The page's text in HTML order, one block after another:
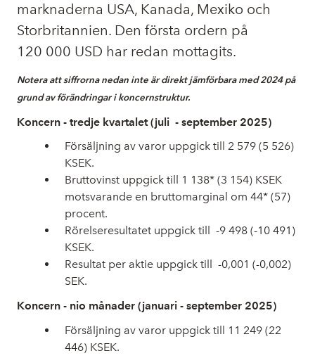
marknaderna USA, Kanada, Mexiko och
Storbritannien. Den första ordern på
120 000 USD har redan mottagits.
Notera att siffrorna nedan inte är direkt jämförbara med 2024 på
grund av förändringar i koncernstruktur.
Koncern - tredje kvartalet (juli - september 2025)
Försäljning av varor uppgick till 2 579 (5 526)
KSEK.
Bruttovinst uppgick till 1 138* (3 154) KSEK
motsvarande en bruttomarginal om 44* (57)
procent.
Rörelseresultatet uppgick till
-9 498 (-10 491)
KSEK.
Resultat per aktie uppgick till
-0,001 (-0,002)
SEK.
Koncern - nio månader (januari - september 2025)
Försäljning av varor uppgick till 11 249 (22
446) KSEK.